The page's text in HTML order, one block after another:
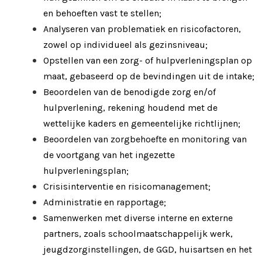
en behoeften vast te stellen;
Analyseren van problematiek en risicofactoren,
zowel op individueel als gezinsniveau;
Opstellen van een zorg- of hulpverleningsplan op
maat, gebaseerd op de bevindingen uit de intake;
Beoordelen van de benodigde zorg en/of
hulpverlening, rekening houdend met de
wettelijke kaders en gemeentelijke richtlijnen;
Beoordelen van zorgbehoefte en monitoring van
de voortgang van het ingezette
hulpverleningsplan;
Crisisinterventie en risicomanagement;
Administratie en rapportage;
Samenwerken met diverse interne en externe
partners, zoals schoolmaatschappelijk werk,
jeugdzorginstellingen, de GGD, huisartsen en het